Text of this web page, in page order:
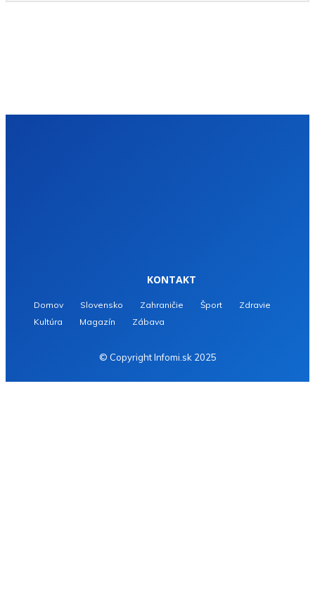
KONTAKT
Domov Slovensko Zahraničie Šport
Zdravie
Kultúra
Magazín Zábava
© Copyright Infomi.sk 2025